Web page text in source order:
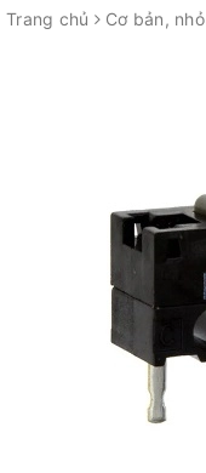
Trang chủ Cơ bản, nhỏ